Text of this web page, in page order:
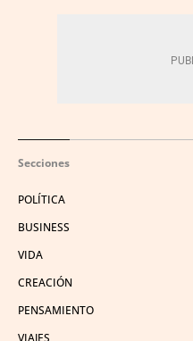
Secciones
POLÍTICA
BUSINESS
VIDA
CREACIÓN
PENSAMIENTO
VIAJES